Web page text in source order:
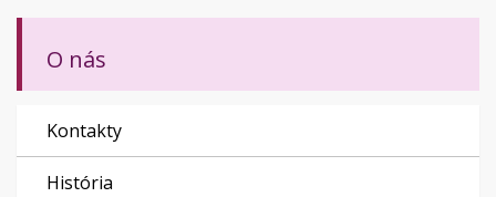
O nás
Kontakty
História